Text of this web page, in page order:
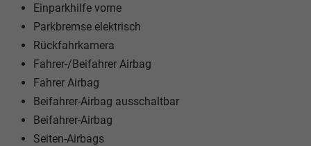
Einparkhilfe vorne
Parkbremse elektrisch
Rückfahrkamera
Fahrer-/Beifahrer Airbag
Fahrer Airbag
Beifahrer-Airbag ausschaltbar
Beifahrer-Airbag
Seiten-Airbags